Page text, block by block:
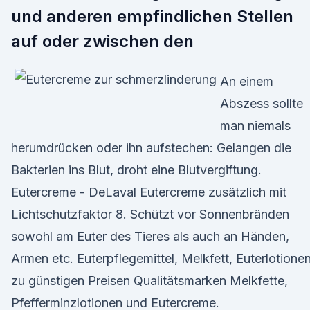
und anderen empfindlichen Stellen
auf oder zwischen den
An einem
Abszess sollte
man niemals
herumdrücken oder ihn aufstechen: Gelangen die
Bakterien ins Blut, droht eine Blutvergiftung.
Eutercreme - DeLaval Eutercreme zusätzlich mit
Lichtschutzfaktor 8. Schützt vor Sonnenbränden
sowohl am Euter des Tieres als auch an Händen,
Armen etc. Euterpflegemittel, Melkfett,
zu günstigen Preisen Qualitätsmarken Melkfette,
Pfefferminzlotionen und Eutercreme.